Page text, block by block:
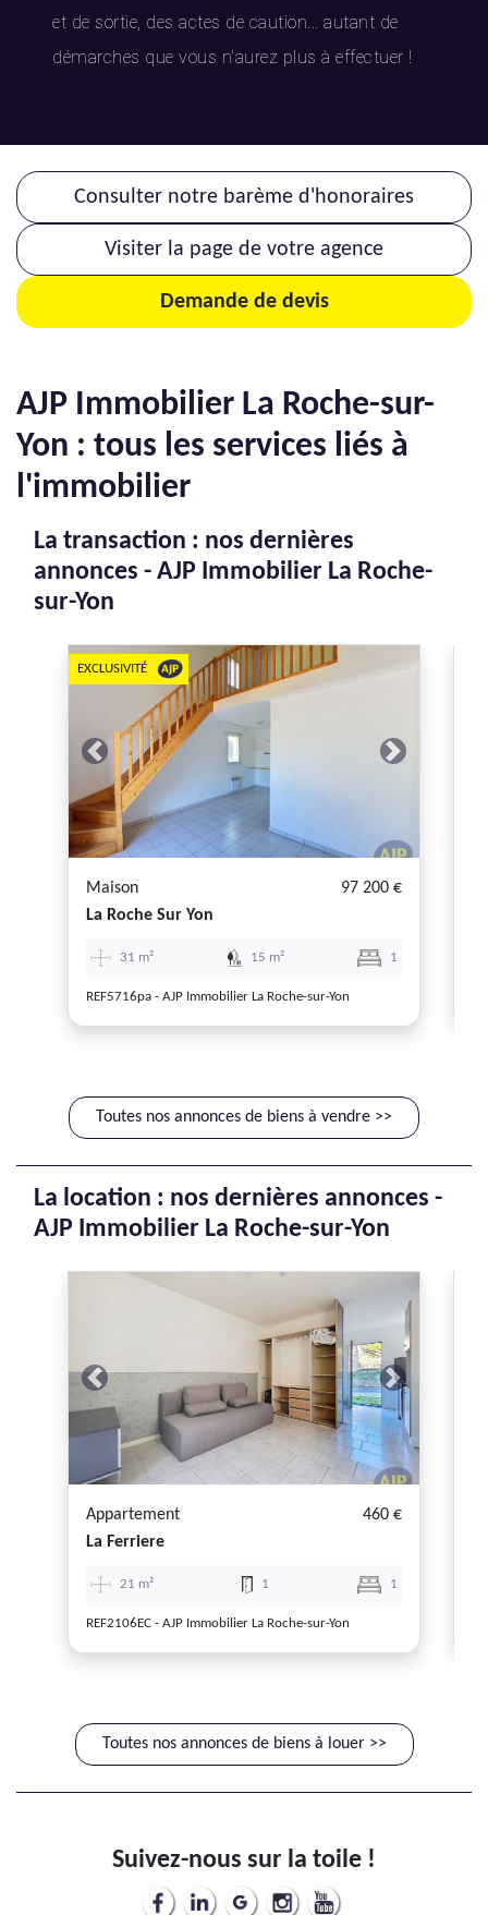
et de sortie, des actes de caution... autant de
démarches que vous n’aurez plus à effectuer !
Consulter notre barème d'honoraires
Visiter la page de votre agence
Demande de devis
AJP Immobilier La Roche-sur-
Yon : tous les services liés à
l'immobilier
La transaction : nos dernières
annonces - AJP Immobilier La Roche-
sur-Yon
Previous Next
EXCLUSIVITÉ
Maison
97 200 €
La Roche Sur Yon
31 m² 15 m² 1
REF5716pa - AJP Immobilier La Roche-sur-Yon
Toutes nos annonces de biens à vendre >>
La location : nos dernières annonces -
AJP Immobilier La Roche-sur-Yon
Previous Next
Appartement
460 €
La Ferriere
21 m² 1 1
REF2106EC - AJP Immobilier La Roche-sur-Yon
Toutes nos annonces de biens à louer >>
Suivez-nous sur la toile !